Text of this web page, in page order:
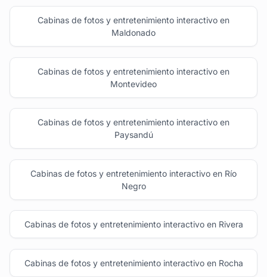
Cabinas de fotos y entretenimiento interactivo en
Maldonado
Cabinas de fotos y entretenimiento interactivo en
Montevideo
Cabinas de fotos y entretenimiento interactivo en
Paysandú
Cabinas de fotos y entretenimiento interactivo en Río
Negro
Cabinas de fotos y entretenimiento interactivo en Rivera
Cabinas de fotos y entretenimiento interactivo en Rocha